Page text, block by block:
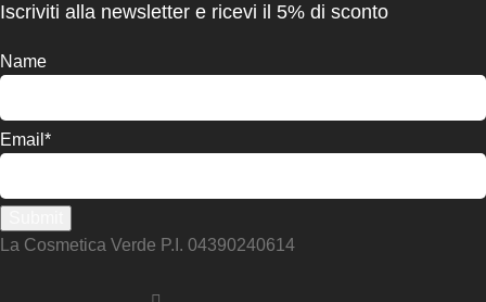
Iscriviti alla newsletter e ricevi il 5% di sconto
Name
Email*
La Cosmetica Verde P.I. 04390240614